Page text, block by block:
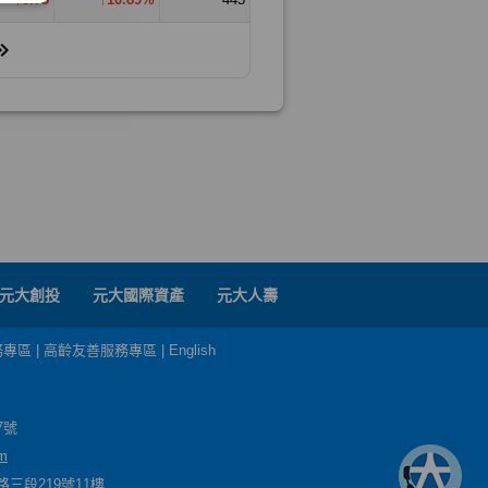
元大創投 元大國際資產 元大人壽
區 高齡友善服務專區 English
號
三段219號11樓